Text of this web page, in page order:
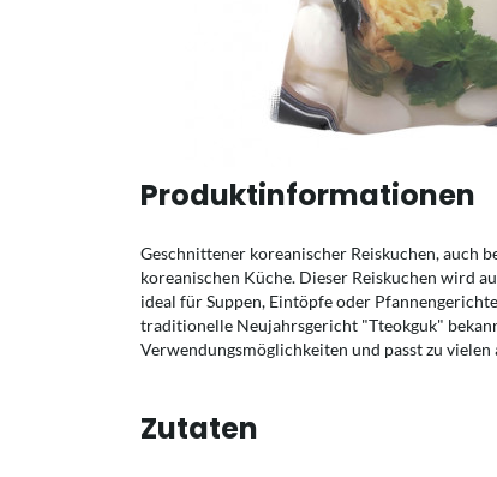
Produktinformationen
Geschnittener koreanischer Reiskuchen, auch
koreanischen Küche. Dieser Reiskuchen wird
ideal für Suppen, Eintöpfe oder
traditionelle Neujahrsgericht "Tteokguk"
Verwendungsmöglichkeiten und passt zu vielen
Zutaten